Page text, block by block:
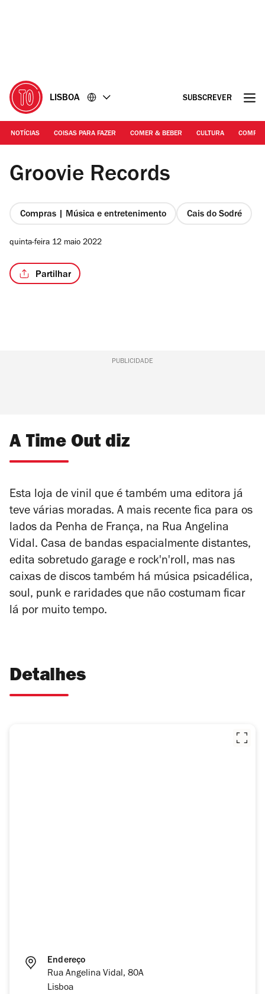
LISBOA SUBSCREVER
NOTÍCIAS COISAS PARA FAZER COMER & BEBER CULTURA
Duarte Drago | Groovie Records
Groovie Records
Compras | Música e entretenimento Cais do Sodré
quinta-feira 12 maio 2022
Partilhar
PUBLICIDADE
A Time Out diz
Esta loja de vinil que é também uma editora já
teve várias moradas. A mais recente fica para os
lados da Penha de França, na Rua Angelina
Vidal. Casa de bandas espacialmente distantes,
edita sobretudo garage e rock'n'roll, mas nas
caixas de discos também há música psicadélica,
soul, punk e raridades que não costumam ficar
lá por muito tempo.
Detalhes
Endereço
Rua Angelina Vidal, 80A
Lisboa